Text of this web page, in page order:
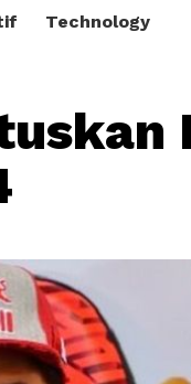
Technology